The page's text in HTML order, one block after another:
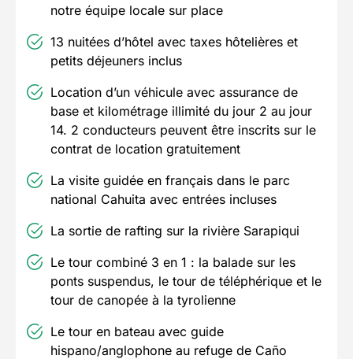
notre équipe locale sur place
13 nuitées d’hôtel avec taxes hôtelières et
petits déjeuners inclus
Location d’un véhicule avec assurance de
base et kilométrage illimité du jour 2 au jour
14. 2 conducteurs peuvent être inscrits sur le
contrat de location gratuitement
La visite guidée en français dans le parc
national Cahuita avec entrées incluses
La sortie de rafting sur la rivière Sarapiqui
Le tour combiné 3 en 1 : la balade sur les
ponts suspendus, le tour de téléphérique et le
tour de canopée à la tyrolienne
Le tour en bateau avec guide
hispano/anglophone au refuge de Caño